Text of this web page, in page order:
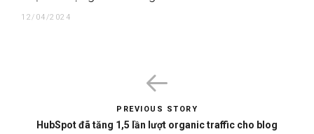
12/04/2024
PREVIOUS STORY
HubSpot đã tăng 1,5 lần lượt organic traffic cho blog